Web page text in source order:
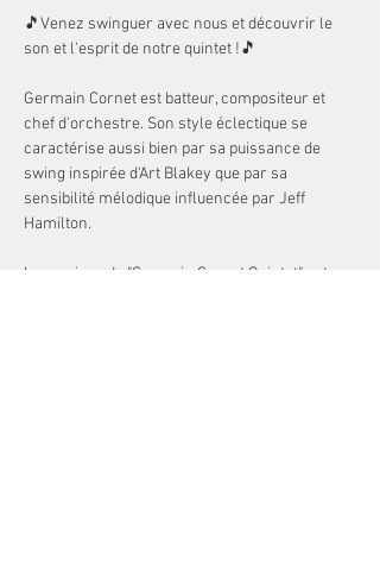
🎵Venez swinguer avec nous et découvrir le
son et l'esprit de notre quintet !🎵
Germain Cornet est batteur, compositeur et
chef d'orchestre. Son style éclectique se
caractérise aussi bien par sa puissance de
swing inspirée d'Art Blakey que par sa
sensibilité mélodique influencée par Jeff
Hamilton.
La musique du "Germain Cornet Quintet" est